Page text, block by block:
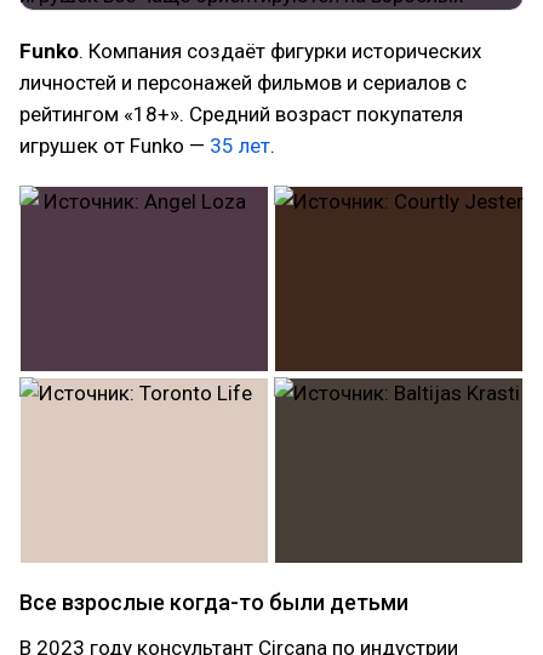
Funko. Компания создаёт фигурки исторических
личностей и персонажей фильмов и сериалов с
рейтингом «18+». Средний возраст покупателя
игрушек от Funko — 35 лет.
Все взрослые когда-то были детьми
В 2023 году консультант Circana по индустрии